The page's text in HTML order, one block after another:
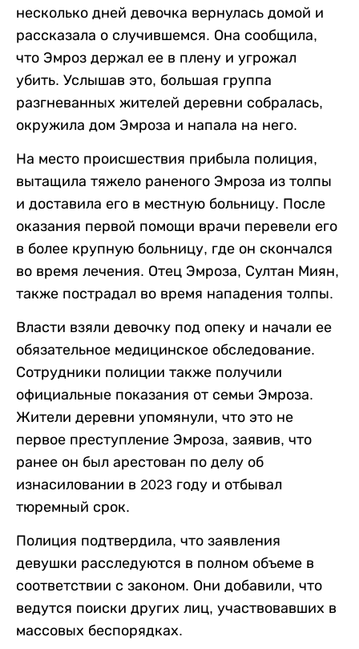
несколько дней девочка вернулась домой и
рассказала о случившемся. Она сообщила,
что Эмроз держал ее в плену и угрожал
убить. Услышав это, большая группа
разгневанных жителей деревни собралась,
окружила дом Эмроза и напала на него.
На место происшествия прибыла полиция,
вытащила тяжело раненого Эмроза из толпы
и доставила его в местную больницу. После
оказания первой помощи врачи перевели его
в более крупную больницу, где он скончался
во время лечения. Отец Эмроза, Султан Миян,
также пострадал во время нападения толпы.
Власти взяли девочку под опеку и начали ее
обязательное медицинское обследование.
Сотрудники полиции также получили
официальные показания от семьи Эмроза.
Жители деревни упомянули, что это не
первое преступление Эмроза, заявив, что
ранее он был арестован по делу об
изнасиловании в 2023 году и отбывал
тюремный срок.
Полиция подтвердила, что заявления
девушки расследуются в полном объеме в
соответствии с законом. Они добавили, что
ведутся поиски других лиц, участвовавших в
массовых беспорядках.